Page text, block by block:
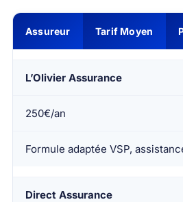
Assureur Tarif Moyen
L’Olivier Assurance
250€/an
Formule adaptée VSP,
Direct Assurance